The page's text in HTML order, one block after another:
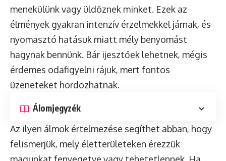
menekülünk vagy üldöznek minket. Ezek az
élmények gyakran intenzív érzelmekkel járnak, és
nyomasztó hatásuk miatt mély benyomást
hagynak bennünk. Bár ijesztőek lehetnek, mégis
érdemes odafigyelni rájuk, mert fontos
üzeneteket hordozhatnak.
Álomjegyzék
Az ilyen álmok értelmezése segíthet abban, hogy
felismerjük, mely életterületeken érezzük